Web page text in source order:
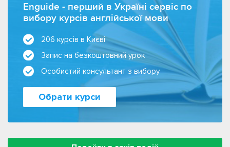
Enguide - перший в Україні сервіс по
вибору курсів англійської мови
206 курсів в Києві
Запис на безкоштовний урок
Особистий консультант з вибору
Обрати курси